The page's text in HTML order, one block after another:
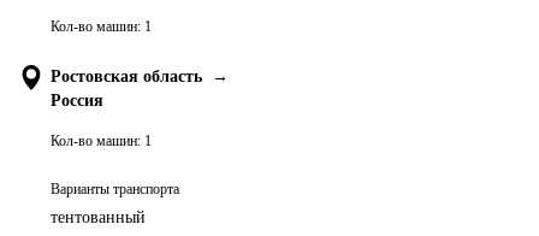
Кол-во машин: 1
Ростовская область
→
Россия
Кол-во машин: 1
Варианты транспорта
тентованный